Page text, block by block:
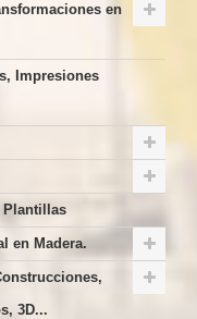
en
Impresiones
Plantillas
en Madera.
3D...